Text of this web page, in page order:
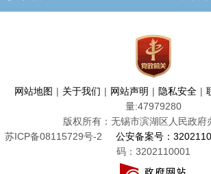
网站地图 | 关于我们 | 网站声明 | 隐私安全 |
量:47979280
版权所有：无锡市滨湖区人民政府
苏ICP备08115729号-2
公安备案号：
码：3202110001